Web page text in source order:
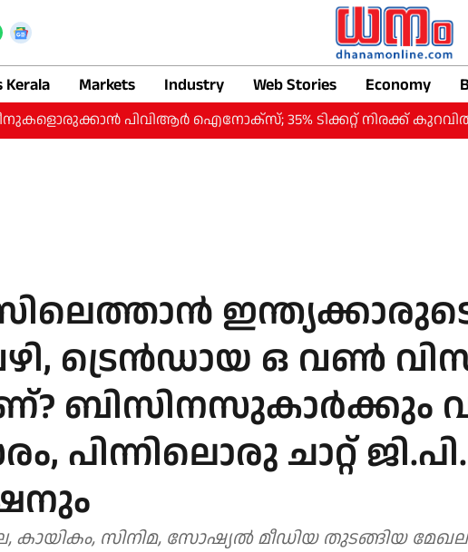
Kerala Markets Industry Web Stories Economy
പിവിആര്‍ ഐനോക്‌സ്; 35% ടിക്കറ്റ് നിരക്ക് കുറവില്‍
ട്രെന്‍ഡായ ഒ വണ്‍
ബിസിനസുകാര്‍ക്കും
പിന്നിലൊരു ചാറ്റ്
കായികം, സിനിമ, സോഷ്യല്‍ മീഡിയ തുടങ്ങിയ